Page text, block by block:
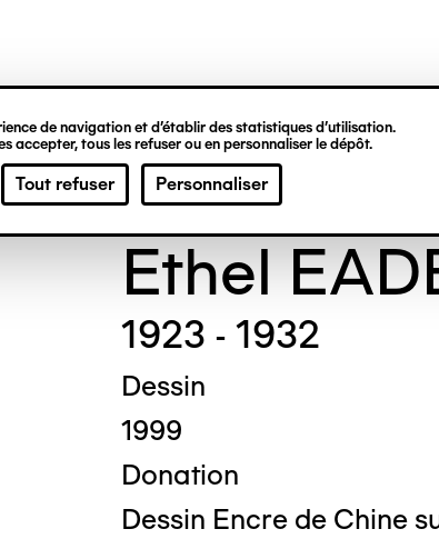
de navigation et d’établir des statistiques d’utilisation.
accepter, tous les refuser ou en personnaliser le dépôt.
Tout refuser Personnaliser
Madge
Ethel
1923 - 1932
Dessin
1999
Donation
Dessin Encre de Chine